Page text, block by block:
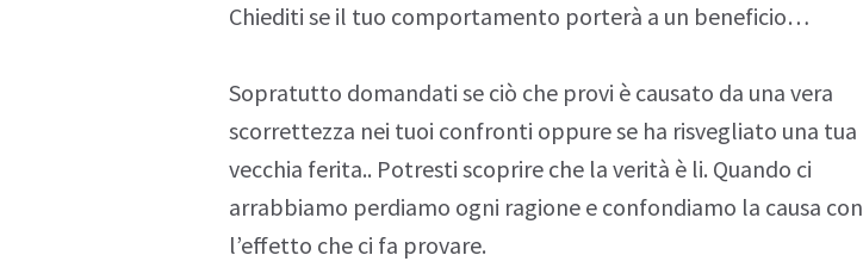
Chiediti se il tuo comportamento porterà a un beneficio…
Sopratutto domandati se ciò che provi è causato da una vera
scorrettezza nei tuoi confronti oppure se ha risvegliato una tua
vecchia ferita.. Potresti scoprire che la verità è li. Quando ci
arrabbiamo perdiamo ogni ragione e confondiamo la causa con
l’effetto che ci fa provare.